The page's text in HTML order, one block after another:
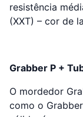
resistência
(XXT) – cor de
Grabber P +
O mordedor
como o